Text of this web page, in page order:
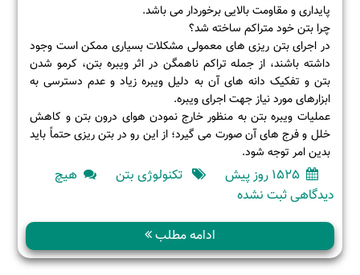
پایداری و مقاومت بالایی برخوردار می باشد.
چرا بتن خود متراکم ساخته شد؟
در اجرای بتن ریزی های معمولی مشکلات بسیاری ممکن است وجود
داشته باشند، از جمله تراکم ناهمگن در اثر ویبره بتن، کرمو شدن
بتن و تفکیک دانه های آن به دلیل ویبره زیاد و عدم دسترسی به
ابزارهای مورد نیاز جهت اجرای ویبره.
عملیات ویبره بتن به منظور خارج نمودن هوای درون بتن و کاهش
خلل و فرج های آن صورت می گیرد؛ از این رو در بتن ریزی حتماً باید
بدین امر توجه شود.
1525 روز پیش تکنولوژی بتن
هیچ
دیدگاهیبرای
متراکم
ثبت نشده
ادامه مطلب